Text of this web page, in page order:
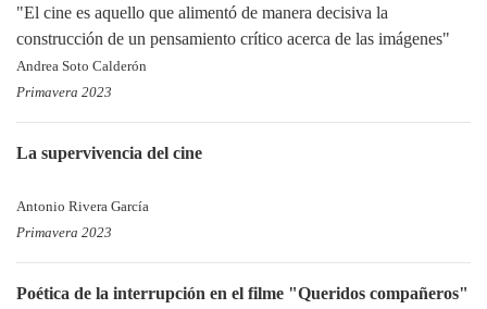
"El cine es aquello que alimentó de manera decisiva la
construcción de un pensamiento crítico acerca de las imágenes"
Andrea Soto Calderón
Primavera 2023
La supervivencia del cine
Antonio Rivera García
Primavera 2023
Poética de la interrupción en el filme "Queridos compañeros"